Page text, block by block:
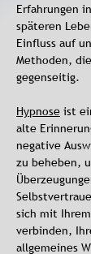
Erfahrungen
späteren
Einfluss auf
Methoden,
gegenseitig.
Hypnose ist
alte
negative
zu beheben,
sich mit
verbinden,
allgemeines